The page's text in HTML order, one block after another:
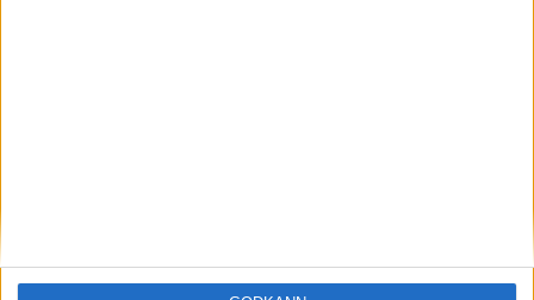
ASIEN